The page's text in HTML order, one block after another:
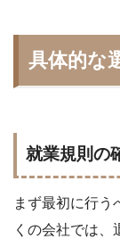
具体的な
就業規則の
まず最初に行う
くの会社では